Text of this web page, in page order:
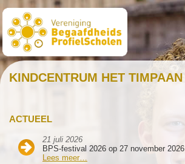
ACTUEEL
21 juli 2026
BPS-festival 2026 op 27 november 2026
Lees meer…
KINDCENTRUM HET TIMPAAN